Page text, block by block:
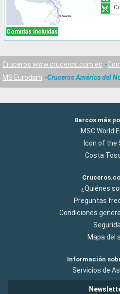
Comidas incluidas
Cruceros www.cruceros.com.ec
MS Eurodam
Cruceros América del
Barcos más
MSC World
Icon of the
Costa
¿Quiénes
Preguntas
Condiciones
Mapa del
Información
Servicios de